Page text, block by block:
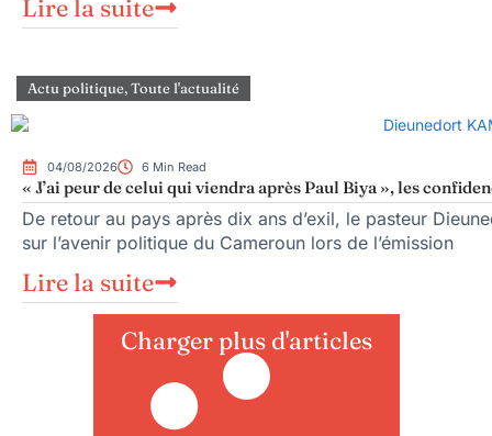
Lire la suite
Actu politique,Toute l'actualité
04/08/2026 6 Min Read
« J’ai peur de celui qui viendra après Paul Biya », les
De retour au pays après dix ans d’exil, le pasteur
sur l’avenir politique du Cameroun lors de l’émission
Lire la suite
Charger plus d'articles